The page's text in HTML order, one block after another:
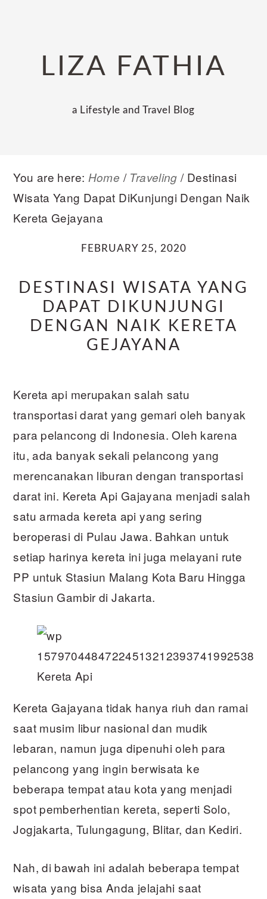
navigationLIZA FATHIA
a Lifestyle and Travel Blog
You are here: Home / Traveling /Destinasi
Wisata Yang Dapat DiKunjungi Dengan Naik
Kereta Gejayana
FEBRUARY 25, 2020
DESTINASI WISATA YANG
DAPAT DIKUNJUNGI
DENGAN NAIK KERETA
GEJAYANA
Kereta api merupakan salah satu
transportasi darat yang gemari oleh banyak
para pelancong di Indonesia. Oleh karena
itu, ada banyak sekali pelancong yang
merencanakan liburan dengan transportasi
darat ini. Kereta Api Gajayana menjadi salah
satu armada kereta api yang sering
beroperasi di Pulau Jawa. Bahkan untuk
setiap harinya kereta ini juga melayani rute
PP untuk Stasiun Malang Kota Baru Hingga
Stasiun Gambir di Jakarta.
Kereta Api
Kereta Gajayana tidak hanya riuh dan ramai
saat musim libur nasional dan mudik
lebaran, namun juga dipenuhi oleh para
pelancong yang ingin berwisata ke
beberapa tempat atau kota yang menjadi
spot pemberhentian kereta, seperti Solo,
Jogjakarta, Tulungagung, Blitar, dan Kediri.
Nah, di bawah ini adalah beberapa tempat
wisata yang bisa Anda jelajahi saat